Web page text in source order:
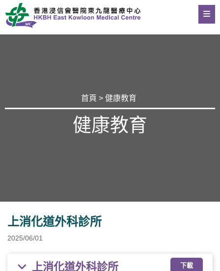
首頁 > 健康教育
健康教育
上消化道外科診所
2025/06/01
下載
上消化道外科診所